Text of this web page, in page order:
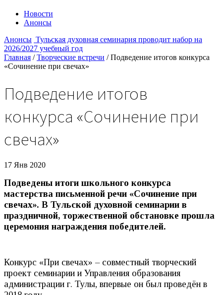
Новости
Анонсы
Анонсы Тульская духовная семинария проводит набор на
2026/2027 учебный год
Главная / Творческие встречи / Подведение итогов конкурса
«Сочинение при свечах»
Подведение итогов
конкурса «Сочинение при
свечах»
17 Янв 2020
Подведены итоги школьного конкурса
мастерства письменной речи «Сочинение при
свечах». В Тульской духовной семинарии в
праздничной, торжественной обстановке прошла
церемония награждения победителей.
Конкурс «При свечах» – совместный творческий
проект семинарии и Управления образования
администрации г. Тулы, впервые он был проведён в